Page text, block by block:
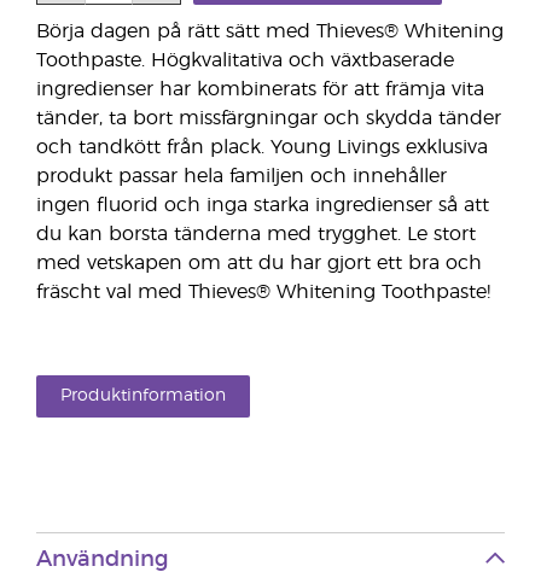
Börja dagen på rätt sätt med Thieves® Whitening
Toothpaste. Högkvalitativa och växtbaserade
ingredienser har kombinerats för att främja vita
tänder, ta bort missfärgningar och skydda tänder
och tandkött från plack. Young Livings exklusiva
produkt passar hela familjen och innehåller
ingen fluorid och inga starka ingredienser så att
du kan borsta tänderna med trygghet. Le stort
med vetskapen om att du har gjort ett bra och
fräscht val med Thieves® Whitening Toothpaste!
Produktinformation
Användning